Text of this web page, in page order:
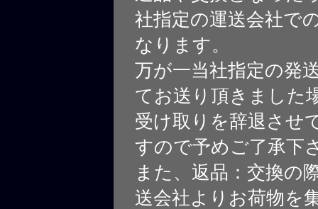
社指定の運送会社で
なります。
万が一当社指定の発
てお送り頂きました
受け取りを辞退させ
すので予めご了承下
また、返品：交換の
送会社よりお荷物を